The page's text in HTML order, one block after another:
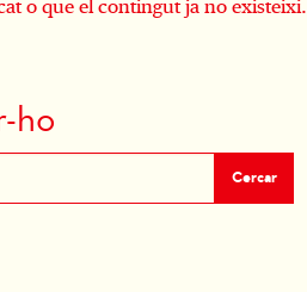
o que el contingut ja no existeixi.
ho
Cercar